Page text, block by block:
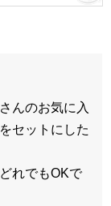
んのお気に入
セットにした
れでもOKで